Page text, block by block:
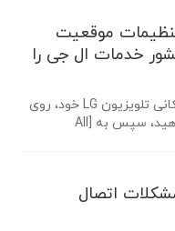
موقعیت
خدمات ال جی را
برای تغییر تنظیمات موقعیت مکانی تلویزیون LG خود، روی
ریموت روی [Settings] رافشار دهید، سپس به [All
باکس ممکناست برای
اتصال